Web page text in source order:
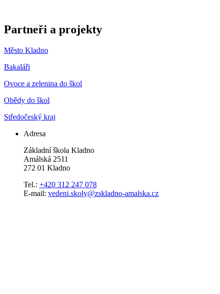
Partneři a projekty
Město Kladno
Bakaláři
Ovoce a zelenina do škol
Obědy do škol
Středočeský kraj
Adresa
Základní škola Kladno
Amálská 2511
272 01 Kladno
Tel.: +420 312 247 078
E-mail: vedeni.skoly@zskladno-amalska.cz